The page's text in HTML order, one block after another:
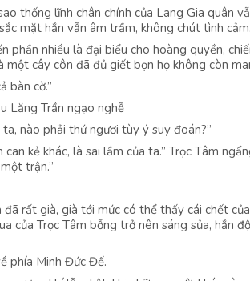
thống lĩnh chân chính của Lang Gia quân
mặt hắn vẫn âm trầm, không chút tình cảm.
nhiều là đại biểu cho hoàng quyền,
cây côn đã đủ giết bọn họ không còn
bàn cờ.”
Lăng Trần ngạo nghễ
nào phải thứ ngươi tùy ý suy đoán?”
kẻ khác, là sai lầm của ta.” Trọc Tâm
trận.”
rất già, già tới mức có thể thấy cái chết
của Trọc Tâm bỗng trở nên sáng sủa, hắn
phía Minh Đức Đế.